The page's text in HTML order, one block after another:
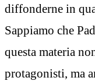
diffonderne in
Sappiamo che
questa materia
protagonisti, ma